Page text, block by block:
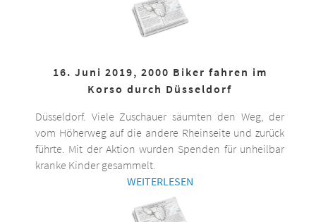
16. Juni 2019, 2000 Biker fahren im
Korso durch Düsseldorf
Düsseldorf. Viele Zuschauer säumten den Weg, der
vom Höherweg auf die andere Rheinseite und zurück
führte. Mit der Aktion wurden Spenden für unheilbar
kranke Kinder gesammelt.
WEITERLESEN